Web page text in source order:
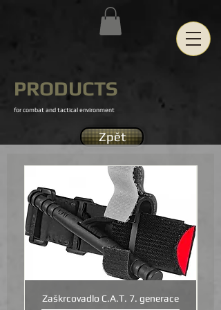
PRODUCTS
for combat and tactical environment
Zpět
Zaškrcovadlo C.A.T. 7. generace